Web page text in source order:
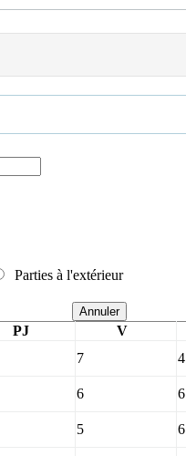
Parties à l'extérieur
Annuler
PJ V
7 4
6 6
5 6